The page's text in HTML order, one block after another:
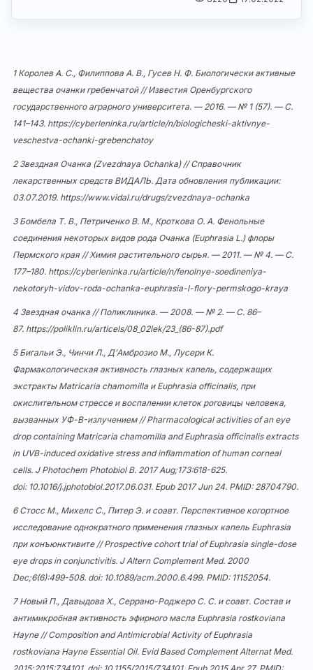
1 Королев А. С., Филиппова А. В., Гусев Н. Ф. Биологически активные
вещества очанки гребенчатой // Известия Оренбургского
государственного аграрного университета. — 2016. — № 1 (57). — С.
141–143. https://cyberleninka.ru/article/n/biologicheski-aktivnye-
veschestva-ochanki-grebenchatoy
2 Звездная Очанка (Zvezdnaya Ochanka) // Справочник
лекарственных средств ВИДАЛЬ. Дата обновления публикации:
03.07.2019. https://www.vidal.ru/drugs/zvezdnaya-ochanka
3 Бомбела Т. В., Петриченко В. М., Кроткова О. А. Фенольные
соединения некоторых видов рода Очанка (Euphrasia L.) флоры
Пермского края // Химия растительного сырья. — 2011. — № 4. — С.
177–180. https://cyberleninka.ru/article/n/fenolnye-soedineniya-
nekotoryh-vidov-roda-ochanka-euphrasia-l-flory-permskogo-kraya
4 Звездная очанка // Поликлиника. — 2008. — № 2. — С. 86–
87. https://poliklin.ru/articels/08_02lek/23_(86-87).pdf
5 Бигальи Э., Чинчи Л., Д’Амброзио М., Лусери К.
Фармакологическая активность глазных капель, содержащих
экстракты Matricaria chamomilla и Euphrasia officinalis, при
окислительном стрессе и воспалении клеток роговицы человека,
вызванных УФ-B-излучением // Pharmacological activities of an eye
drop containing Matricaria chamomilla and Euphrasia officinalis extracts
in UVB-induced oxidative stress and inflammation of human corneal
cells. J Photochem Photobiol B. 2017 Aug;173:618-625.
doi: 10.1016/j.jphotobiol.2017.06.031. Epub 2017 Jun 24. PMID: 28704790.
6 Стосс М., Михелс С., Питер Э. и соавт. Перспективное когортное
исследование однократного применения глазных капель Euphrasia
при конъюнктивите // Prospective cohort trial of Euphrasia single-dose
eye drops in conjunctivitis. J Altern Complement Med. 2000
Dec;6(6):499-508. doi: 10.1089/acm.2000.6.499. PMID: 11152054.
7 Новый П., Давыдова Х., Серрано-Роджеро С. С. и соавт. Состав и
антимикробная активность эфирного масла Euphrasia rostkoviana
Hayne // Composition and Antimicrobial Activity of Euphrasia
rostkoviana Hayne Essential Oil. Evid Based Complement Alternat Med.